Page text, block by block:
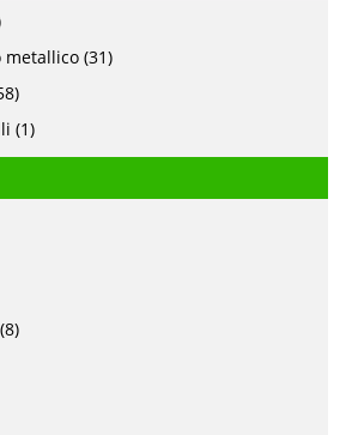
metallico (31)
(1)
(8)